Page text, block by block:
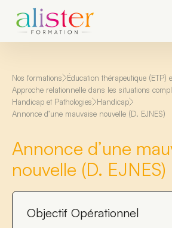
s
a
u
c
o
n
n
Nos formations
Éducation thérapeutique (ETP)
Approche relationnelle dans les situations
Handicap et Pathologies
Handicap
Annonce d’une mauvaise nouvelle (D. EJNES)
Annonce d’une
nouvelle (D. EJNES)
Objectif Opérationnel